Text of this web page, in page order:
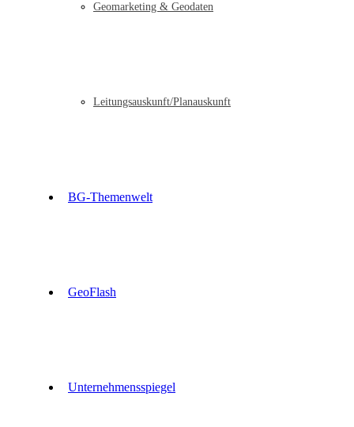
Geomarketing & Geodaten
Leitungsauskunft/Planauskunft
BG-Themenwelt
GeoFlash
Unternehmensspiegel